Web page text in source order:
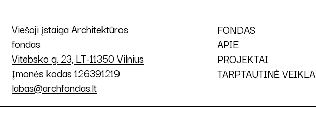
Viešoji įstaiga Architektūros
fondas
Vitebsko g. 23, LT-11350 Vilnius
Įmonės kodas 126391219
labas@archfondas.lt
FONDAS
APIE
PROJEKTAI
TARPTAUTINĖ VEIKLA